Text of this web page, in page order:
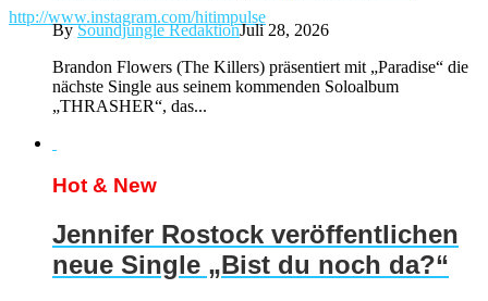
http://www.instagram.com/hitimpulse
BySoundjungle RedaktionJuli 28, 2026
Brandon Flowers (The Killers) präsentiert mit „Paradise“ die
nächste Single aus seinem kommenden Soloalbum
„THRASHER“, das...
Hot & New
Jennifer Rostock veröffentlichen
neue Single „Bist du noch da?“